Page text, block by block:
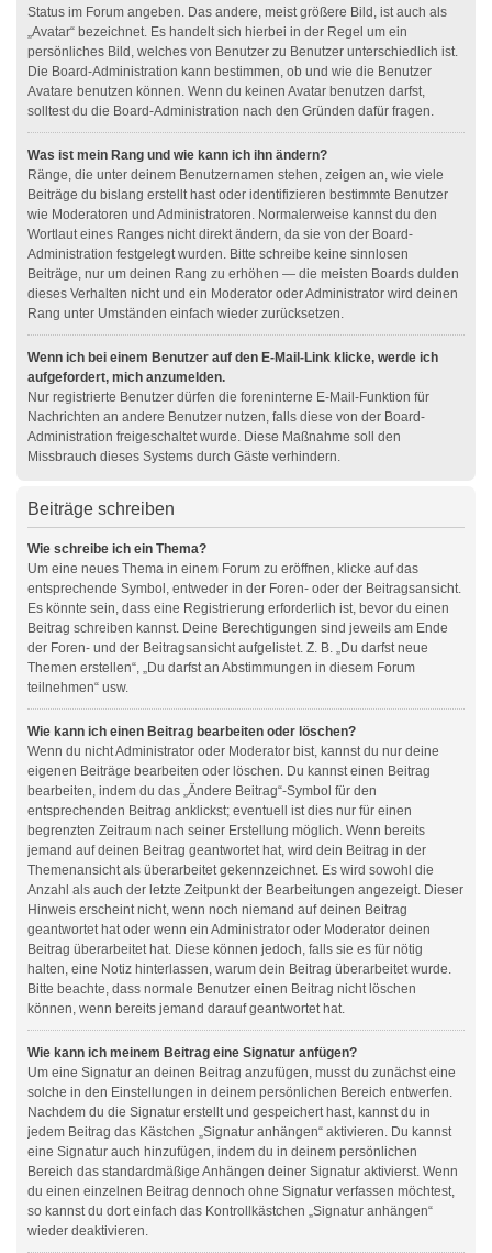
Status im Forum angeben. Das andere, meist größere Bild, ist auch als
„Avatar“ bezeichnet. Es handelt sich hierbei in der Regel um ein
persönliches Bild, welches von Benutzer zu Benutzer unterschiedlich ist.
Die Board-Administration kann bestimmen, ob und wie die Benutzer
Avatare benutzen können. Wenn du keinen Avatar benutzen darfst,
solltest du die Board-Administration nach den Gründen dafür fragen.
Was ist mein Rang und wie kann ich ihn ändern?
Ränge, die unter deinem Benutzernamen stehen, zeigen an, wie viele
Beiträge du bislang erstellt hast oder identifizieren bestimmte Benutzer
wie Moderatoren und Administratoren. Normalerweise kannst du den
Wortlaut eines Ranges nicht direkt ändern, da sie von der Board-
Administration festgelegt wurden. Bitte schreibe keine sinnlosen
Beiträge, nur um deinen Rang zu erhöhen — die meisten Boards dulden
dieses Verhalten nicht und ein Moderator oder Administrator wird deinen
Rang unter Umständen einfach wieder zurücksetzen.
Wenn ich bei einem Benutzer auf den E-Mail-Link klicke, werde ich
aufgefordert, mich anzumelden.
Nur registrierte Benutzer dürfen die foreninterne E-Mail-Funktion für
Nachrichten an andere Benutzer nutzen, falls diese von der Board-
Administration freigeschaltet wurde. Diese Maßnahme soll den
Missbrauch dieses Systems durch Gäste verhindern.
Beiträge schreiben
Wie schreibe ich ein Thema?
Um eine neues Thema in einem Forum zu eröffnen, klicke auf das
entsprechende Symbol, entweder in der Foren- oder der Beitragsansicht.
Es könnte sein, dass eine Registrierung erforderlich ist, bevor du einen
Beitrag schreiben kannst. Deine Berechtigungen sind jeweils am Ende
der Foren- und der Beitragsansicht aufgelistet. Z. B. „Du darfst neue
Themen erstellen“, „Du darfst an Abstimmungen in diesem Forum
teilnehmen“ usw.
Wie kann ich einen Beitrag bearbeiten oder löschen?
Wenn du nicht Administrator oder Moderator bist, kannst du nur deine
eigenen Beiträge bearbeiten oder löschen. Du kannst einen Beitrag
bearbeiten, indem du das „Ändere Beitrag“-Symbol für den
entsprechenden Beitrag anklickst; eventuell ist dies nur für einen
begrenzten Zeitraum nach seiner Erstellung möglich. Wenn bereits
jemand auf deinen Beitrag geantwortet hat, wird dein Beitrag in der
Themenansicht als überarbeitet gekennzeichnet. Es wird sowohl die
Anzahl als auch der letzte Zeitpunkt der Bearbeitungen angezeigt. Dieser
Hinweis erscheint nicht, wenn noch niemand auf deinen Beitrag
geantwortet hat oder wenn ein Administrator oder Moderator deinen
Beitrag überarbeitet hat. Diese können jedoch, falls sie es für nötig
halten, eine Notiz hinterlassen, warum dein Beitrag überarbeitet wurde.
Bitte beachte, dass normale Benutzer einen Beitrag nicht löschen
können, wenn bereits jemand darauf geantwortet hat.
Wie kann ich meinem Beitrag eine Signatur anfügen?
Um eine Signatur an deinen Beitrag anzufügen, musst du zunächst eine
solche in den Einstellungen in deinem persönlichen Bereich entwerfen.
Nachdem du die Signatur erstellt und gespeichert hast, kannst du in
jedem Beitrag das Kästchen „Signatur anhängen“ aktivieren. Du kannst
eine Signatur auch hinzufügen, indem du in deinem persönlichen
Bereich das standardmäßige Anhängen deiner Signatur aktivierst. Wenn
du einen einzelnen Beitrag dennoch ohne Signatur verfassen möchtest,
so kannst du dort einfach das Kontrollkästchen „Signatur anhängen“
wieder deaktivieren.